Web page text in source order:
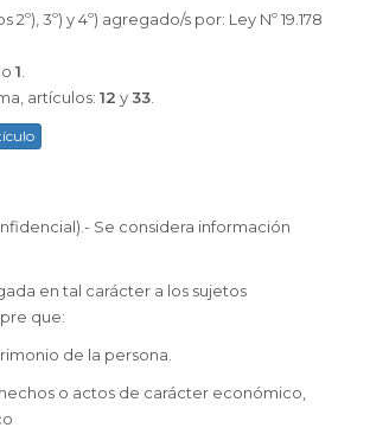
2º), 3º) y 4º) agregado/s por: Ley Nº 19.178
1
artículos:12 y33
Se considera información
en tal carácter a los sujetos
que:
de la persona.
o actos de carácter económico,